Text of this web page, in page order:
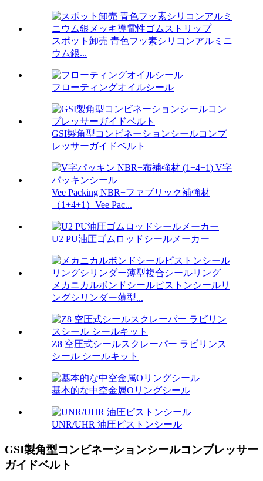
スポット卸売 青色フッ素シリコンアルミニ
ウム銀...
フローティングオイルシール
GSI製角型コンビネーションシールコンプ
レッサーガイドベルト
Vee Packing NBR+ファブリック補強材
（1+4+1）Vee Pac...
U2 PU油圧ゴムロッドシールメーカー
メカニカルボンドシールピストンシールリ
ングシリンダー薄型...
Z8 空圧式シールスクレーパー ラビリンス
シール シールキット
基本的な中空金属Oリングシール
UNR/UHR 油圧ピストンシール
GSI製角型コンビネーションシールコンプレッサー
ガイドベルト